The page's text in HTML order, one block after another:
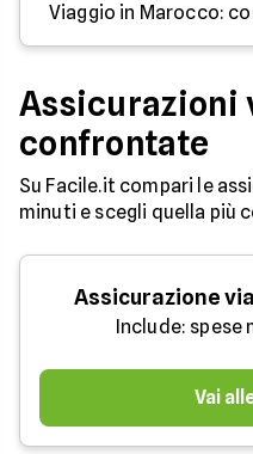
Assicurazioni
confrontate
Su Facile.it compari le
minuti e scegli quella più
Assicurazione
Include: spese
Vai